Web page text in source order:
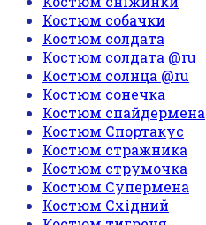
Костюм собачки
Костюм солдата
Костюм солдата @ru
Костюм солнца @ru
Костюм сонечка
Костюм спайдермена
Костюм Спортакус
Костюм стражника
Костюм струмочка
Костюм Супермена
Костюм Східний